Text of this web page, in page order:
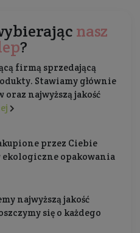
nasz
?
firmą sprzedającą
Stawiamy głównie
najwyższą jakość
przez Ciebie
opakowania
najwyższą jakość
się o każdego